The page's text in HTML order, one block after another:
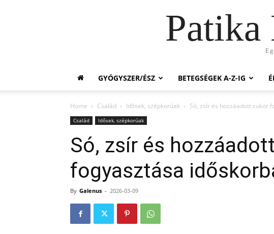
GYÓGYSZER/ÉSZ BETEGSÉGEK A-Z-IG
Home Család Idősek, szépkorúak Só, zsír és hozzáadott cukor
Család Idősek, szépkorúak
Só, zsír és
fogyasztása
By Galenus - 2026-03-09